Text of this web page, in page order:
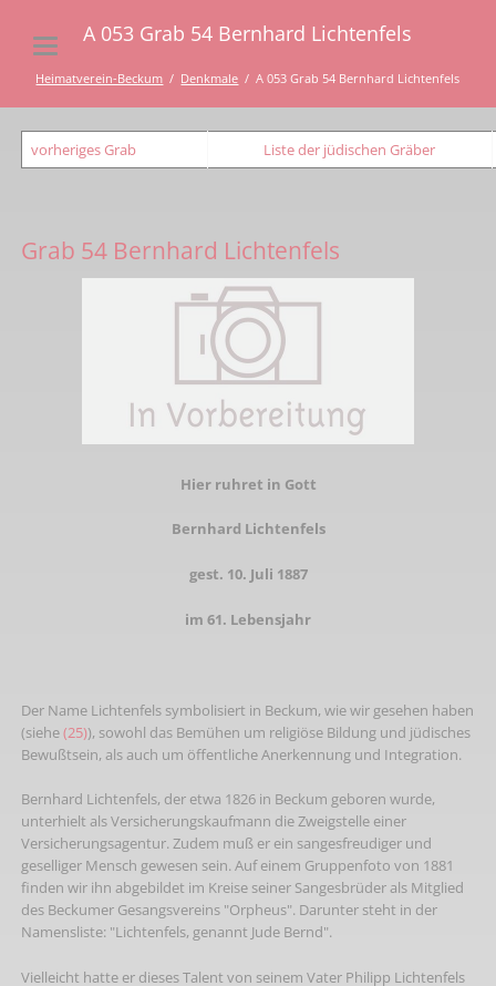
A 053 Grab 54 Bernhard Lichtenfels
Heimatverein-Beckum Denkmale A 053 Grab 54 Bernhard Lichtenfels
vorheriges Grab Liste der jüdischen Gräber
Grab 54 Bernhard Lichtenfels
Hier ruhret in Gott
Bernhard Lichtenfels
gest. 10. Juli 1887
im 61. Lebensjahr
Der Name Lichtenfels symbolisiert in Beckum, wie wir gesehen haben
(siehe(25)), sowohl das Bemühen um religiöse Bildung und jüdisches
Bewußtsein, als auch um öffentliche Anerkennung und Integration.
Bernhard Lichtenfels, der etwa 1826 in Beckum geboren wurde,
unterhielt als Versicherungskaufmann die Zweigstelle einer
Versicherungsagentur. Zudem muß er ein sangesfreudiger und
geselliger Mensch gewesen sein. Auf einem Gruppenfoto von 1881
finden wir ihn abgebildet im Kreise seiner Sangesbrüder als Mitglied
des Beckumer Gesangsvereins "Orpheus". Darunter steht in der
Namensliste: "Lichtenfels, genannt Jude Bernd".
Vielleicht hatte er dieses Talent von seinem Vater Philipp Lichtenfels